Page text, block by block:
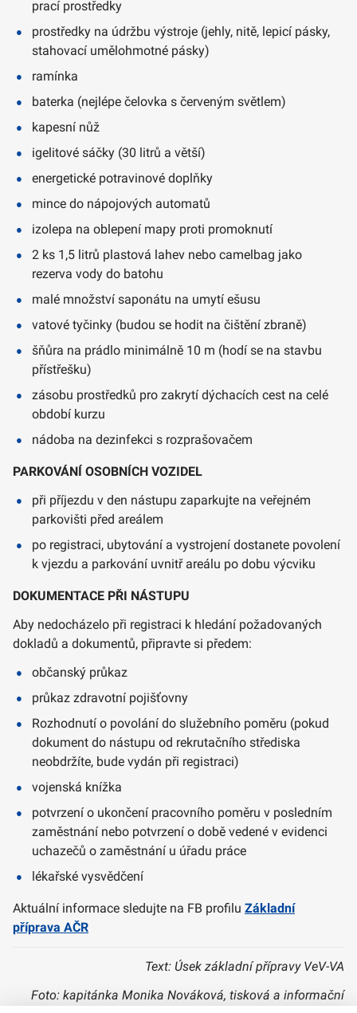
prací prostředky
prostředky na údržbu výstroje (jehly, nitě, lepicí pásky,
stahovací umělohmotné pásky)
ramínka
baterka (nejlépe čelovka s červeným světlem)
kapesní nůž
igelitové sáčky (30 litrů a větší)
energetické potravinové doplňky
mince do nápojových automatů
izolepa na oblepení mapy proti promoknutí
2 ks 1,5 litrů plastová lahev nebo camelbag jako
rezerva vody do batohu
malé množství saponátu na umytí ešusu
vatové tyčinky (budou se hodit na čištění zbraně)
šňůra na prádlo minimálně 10 m (hodí se na stavbu
přístřešku)
zásobu prostředků pro zakrytí dýchacích cest na celé
období kurzu
nádoba na dezinfekci s rozprašovačem
PARKOVÁNÍ OSOBNÍCH VOZIDEL
při příjezdu v den nástupu zaparkujte na veřejném
parkovišti před areálem
po registraci, ubytování a vystrojení dostanete povolení
k vjezdu a parkování uvnitř areálu po dobu výcviku
DOKUMENTACE PŘI NÁSTUPU
Aby nedocházelo při registraci k hledání požadovaných
dokladů a dokumentů, připravte si předem:
občanský průkaz
průkaz zdravotní pojišťovny
Rozhodnutí o povolání do služebního poměru (pokud
dokument do nástupu od rekrutačního střediska
neobdržíte, bude vydán při registraci)
vojenská knížka
potvrzení o ukončení pracovního poměru v posledním
zaměstnání nebo potvrzení o době vedené v evidenci
uchazečů o zaměstnání u úřadu práce
lékařské vysvědčení
Aktuální informace sledujte na FB profilu Základní
příprava AČR
Text: Úsek základní přípravy VeV-VA
Foto: kapitánka Monika Nováková, tisková a informační